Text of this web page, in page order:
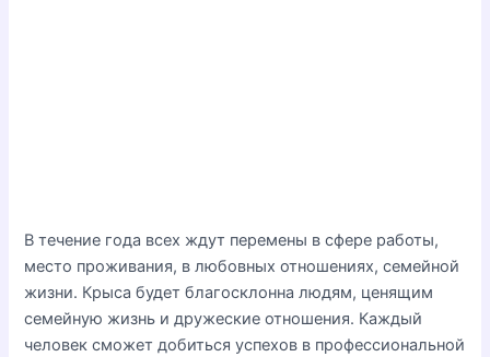
В течение года всех ждут перемены в сфере работы,
место проживания, в любовных отношениях, семейной
жизни. Крыса будет благосклонна людям, ценящим
семейную жизнь и дружеские отношения. Каждый
человек сможет добиться успехов в профессиональной